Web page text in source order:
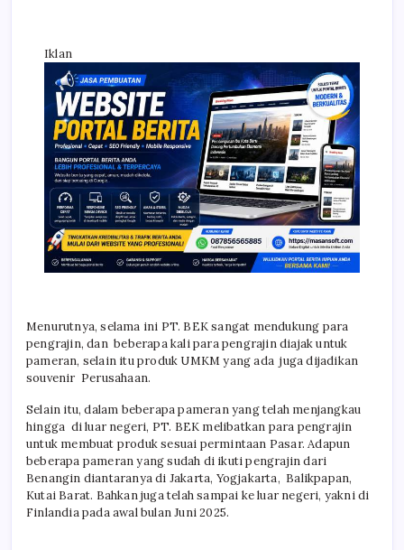
Iklan
Menurutnya, selama ini PT. BEK sangat mendukung para
pengrajin, dan beberapa kali para pengrajin diajak untuk
pameran, selain itu produk UMKM yang ada juga dijadikan
souvenir Perusahaan.
Selain itu, dalam beberapa pameran yang telah menjangkau
hingga di luar negeri, PT. BEK melibatkan para pengrajin
untuk membuat produk sesuai permintaan Pasar. Adapun
beberapa pameran yang sudah di ikuti pengrajin dari
Benangin diantaranya di Jakarta, Yogjakarta, Balikpapan,
Kutai Barat. Bahkan juga telah sampai ke luar negeri, yakni di
Finlandia pada awal bulan Juni 2025.